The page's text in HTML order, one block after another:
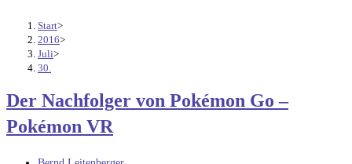
Start>
2016>
Juli>
30.
Der Nachfolger von Pokémon Go –
Pokémon VR